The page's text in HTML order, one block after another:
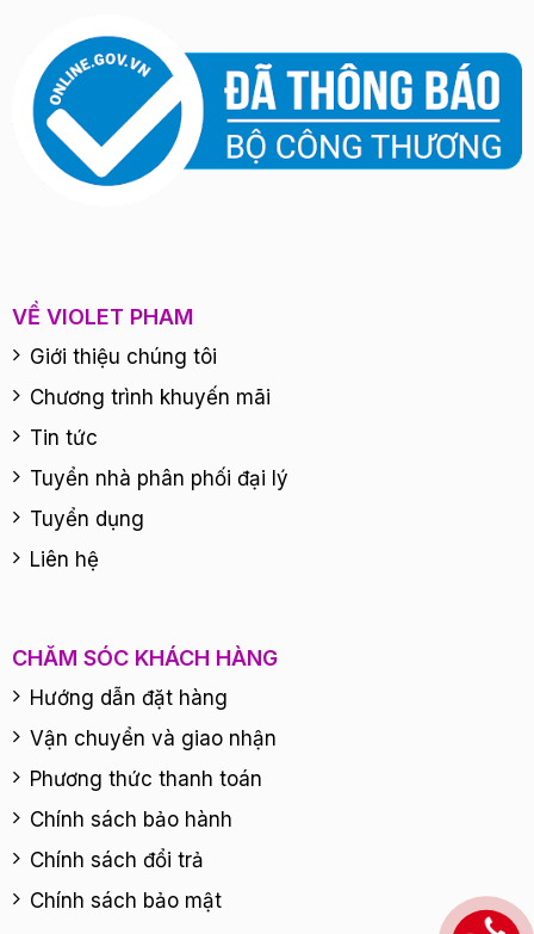
VỀ VIOLET PHAM
Giới thiệu chúng tôi
Chương trình khuyến mãi
Tin tức
Tuyển nhà phân phối đại lý
Tuyển dụng
Liên hệ
CHĂM SÓC KHÁCH HÀNG
Hướng dẫn đặt hàng
Vận chuyển và giao nhận
Phương thức thanh toán
Chính sách bảo hành
Chính sách đổi trả
Chính sách bảo mật